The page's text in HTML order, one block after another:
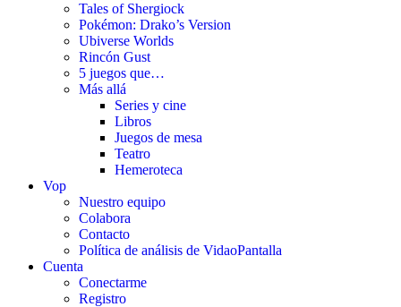
Tales of Shergiock
Pokémon: Drako’s Version
Ubiverse Worlds
Rincón Gust
5 juegos que…
Más allá
Series y cine
Libros
Juegos de mesa
Teatro
Hemeroteca
Vop
Nuestro equipo
Colabora
Contacto
Política de análisis de VidaoPantalla
Cuenta
Conectarme
Registro